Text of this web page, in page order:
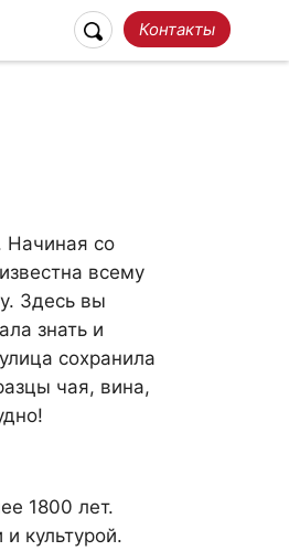
Ответственное
Путешествие
Контакты
Начиная со
всему
Здесь вы
знать и
сохранила
чая, вина,
1800 лет.
культурой.